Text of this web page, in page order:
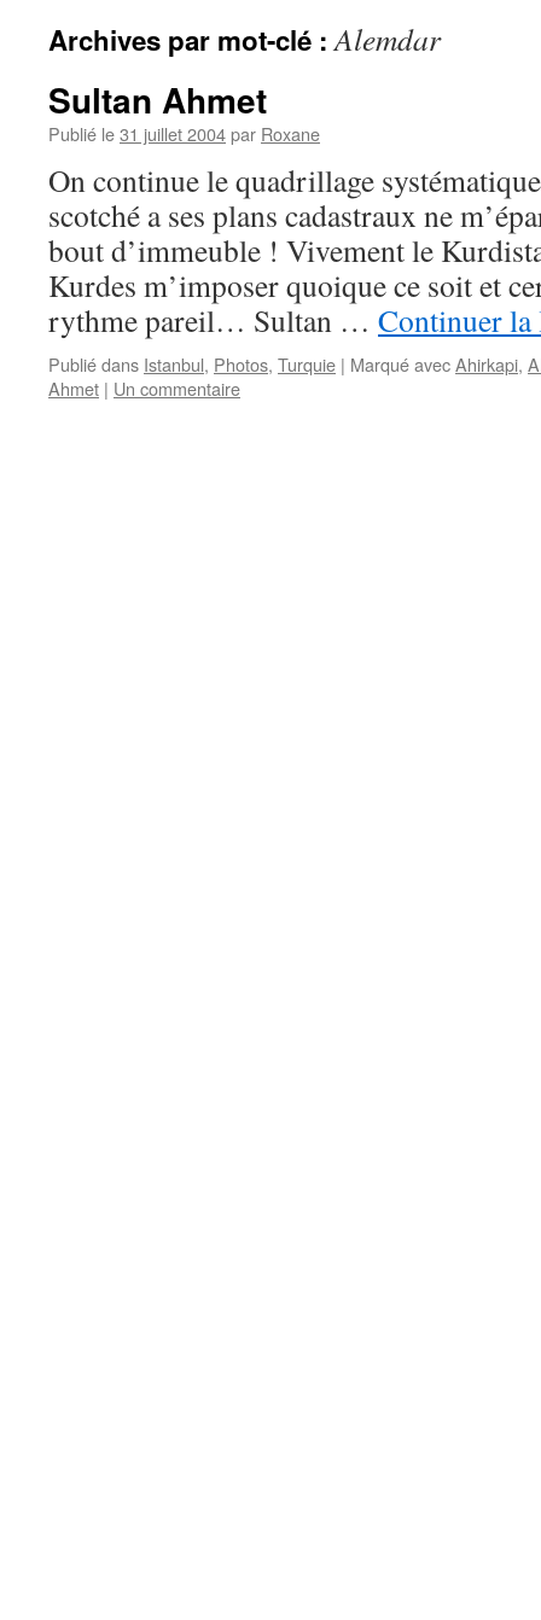
Archives par mot-clé :Alemdar
Sultan Ahmet
Publié le31 juillet 2004par Roxane
On continue le quadrillage
scotché a ses plans cadastraux ne
bout d’immeuble ! Vivement le
Kurdes m’imposer quoique ce soit et
rythme pareil… Sultan … Continuer
Publié dans Istanbul, Photos, Turquie | Marqué avecAhirkapi,
Ahmet | Un commentaire